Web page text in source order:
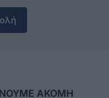
ΑΚΟΜΗ